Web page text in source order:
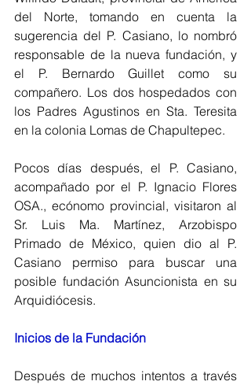
del Norte, tomando en cuenta la
sugerencia del P. Casiano, lo nombró
responsable de la nueva fundación, y
el P. Bernardo Guillet como su
compañero. Los dos hospedados con
los Padres Agustinos en Sta. Teresita
en la colonia Lomas de Chapultepec.
Pocos días después, el P. Casiano,
acompañado por el P. Ignacio Flores
OSA., ecónomo provincial, visitaron al
Sr. Luis Ma. Martínez, Arzobispo
Primado de México, quien dio al P.
Casiano permiso para buscar una
posible fundación Asuncionista en su
Arquidiócesis.
Inicios de la Fundación
Después de muchos intentos a través